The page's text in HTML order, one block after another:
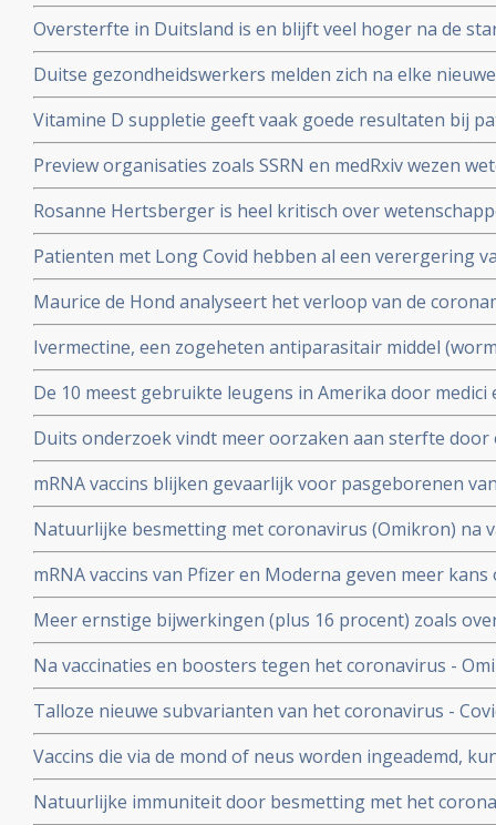
Oversterfte in Duitsland is en blijft veel hoger na de
peer reviewed studie en artsencollectief schrijft
Duitse gezondheidswerkers melden zich na elke
coronavirus - Covid-19 vaker ziek blijkt uit
en derde vaccinatierondes
Vitamine D suppletie geeft vaak goede resultaten bij
coronavirus - Covid-19 en al opgenomen in het
analyse zien van alle studies wereldwijd
Preview organisaties zoals SSRN en medRxiv wezen
onderzoek af als die afweken van Amerikaans
de maatregelen.
Rosanne Hertsberger is heel kritisch over
gemanipuleeerd zwegen over misvattingen tijdens de
Patienten met Long Covid hebben al een verergering
vermoeidheid, moeite met het reguleren van de
disfunctie, zelfs na een lichte inspanning.
Maurice de Hond analyseert het verloop van de
opeenvolgende artikelen.
Ivermectine, een zogeheten antiparasitair middel
coronavirus - Covid-19 zeer goed te kunnen bestrijden.
studies blijkt zeer grote effectiviteit.
De 10 meest gebruikte leugens in Amerika door
klakkeloos overgenomen rondom het corona virus en
buiten
Duits onderzoek vindt meer oorzaken aan sterfte
hersenen, bloedvaten en hart (myocarditis) bij
overleden net na vaccinatie tegen coronavirus.
mRNA vaccins blijken gevaarlijk voor pasgeborenen
moeders. Minder bloedplasmacellen tast immuniteit
blijkt niet bruikbaar voor stamceltransplantaties.
Natuurlijke besmetting met coronavirus (Omikron) na
bescherming, al zijn er twijfels over bescherming door
varianten van Omikron.
mRNA vaccins van Pfizer en Moderna geven meer
dat ze een ziekenhuisopname voorkomen. Blijkt uit
studiegegevens
Meer ernstige bijwerkingen (plus 16 procent) zoals
invaliditeit deden zich voor tijdens de studies van de
Pfizer in vergelijking met de placebogroep
Na vaccinaties en boosters tegen het coronavirus -
overige oorzaken blijkt uit grafieken bijgehouden en
Herman Steigstra, Anton Theunissen en Maurice de
Talloze nieuwe subvarianten van het coronavirus -
boostervaccins en ontsnappen aan eigen
Vaccins die via de mond of neus worden ingeademd,
Twee mond- en neusvaccins krijgen goedkeuring in
Natuurlijke immuniteit door besmetting met het